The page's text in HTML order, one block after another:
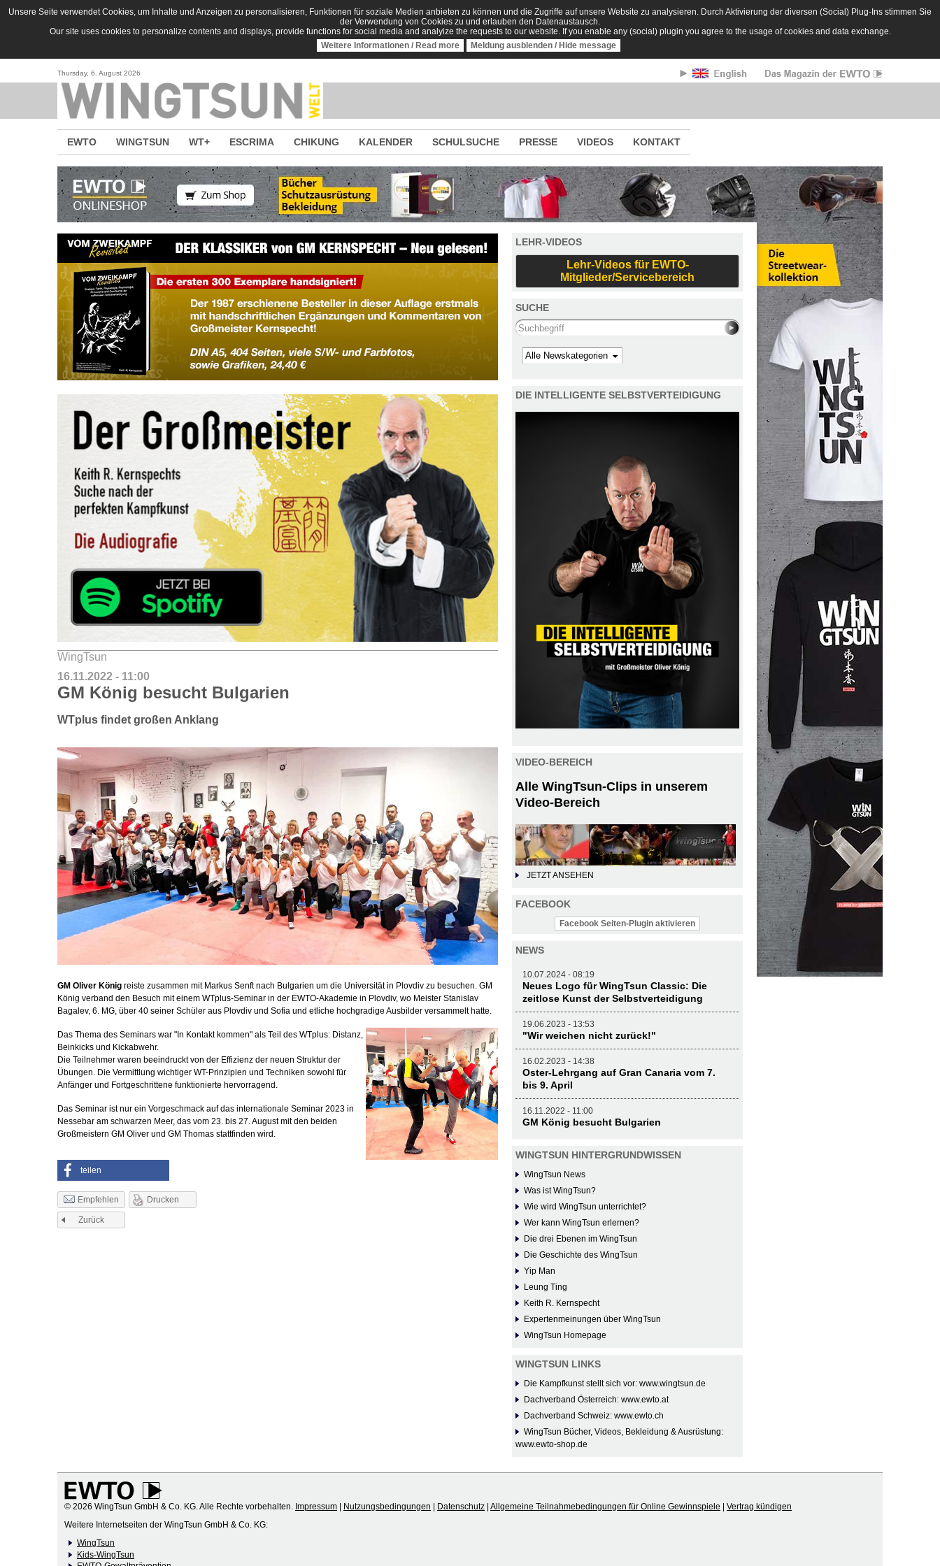
Direkt zum Inhalt
Unsere Seite verwendet Cookies, um Inhalte und Anzeigen zu personalisieren, Funktionen für soziale Medien anbieten zu können und die Zugriffe auf unsere Website zu analysieren. Durch Aktivierung der diversen (Social) Plug-Ins stimmen Sie
der Verwendung von Cookies zu und erlauben den Datenaustausch.
Our site uses cookies to personalize contents and displays, provide functions for social media and analyize the requests to our website. If you enable any (social) plugin you agree to the usage of cookies and data exchange.
Weitere Informationen / Read more
Meldung ausblenden / Hide message
Thursday, 6. August 2026
EWTO WINGTSUN WT+ ESCRIMA CHIKUNG KALENDER SCHULSUCHE PRESSE VIDEOS KONTAKT
WingTsun
16.11.2022 - 11:00
GM König besucht Bulgarien
WTplus findet großen Anklang
GM Oliver König reiste zusammen mit Markus Senft nach Bulgarien um die Universität in Plovdiv zu besuchen. GM
König verband den Besuch mit einem WTplus-Seminar in der EWTO-Akademie in Plovdiv, wo Meister Stanislav
Bagalev, 6. MG, über 40 seiner Schüler aus Plovdiv und Sofia und etliche hochgradige Ausbilder versammelt hatte.
Das Thema des Seminars war "In Kontakt kommen" als Teil des WTplus: Distanz,
Beinkicks und Kickabwehr.
Die Teilnehmer waren beeindruckt von der Effizienz der neuen Struktur der
Übungen. Die Vermittlung wichtiger WT-Prinzipien und Techniken sowohl für
Anfänger und Fortgeschrittene funktionierte hervorragend.
Das Seminar ist nur ein Vorgeschmack auf das internationale Seminar 2023 in
Nessebar am schwarzen Meer, das vom 23. bis 27. August mit den beiden
Großmeistern GM Oliver und GM Thomas stattfinden wird.
teilen
Empfehlen Drucken
Zurück
LEHR-VIDEOS
Lehr-Videos für EWTO-
Mitglieder/Servicebereich
SUCHE
Search this site
Kategorie
DIE INTELLIGENTE SELBSTVERTEIDIGUNG
VIDEO-BEREICH
Alle WingTsun-Clips in unserem
Video-Bereich
JETZT ANSEHEN
FACEBOOK
Facebook Seiten-Plugin aktivieren
NEWS
10.07.2024 - 08:19
Neues Logo für WingTsun Classic: Die
zeitlose Kunst der Selbstverteidigung
19.06.2023 - 13:53
"Wir weichen nicht zurück!"
16.02.2023 - 14:38
Oster-Lehrgang auf Gran Canaria vom 7.
bis 9. April
16.11.2022 - 11:00
GM König besucht Bulgarien
WINGTSUN HINTERGRUNDWISSEN
WingTsun News
Was ist WingTsun?
Wie wird WingTsun unterrichtet?
Wer kann WingTsun erlernen?
Die drei Ebenen im WingTsun
Die Geschichte des WingTsun
Yip Man
Leung Ting
Keith R. Kernspecht
Expertenmeinungen über WingTsun
WingTsun Homepage
WINGTSUN LINKS
Die Kampfkunst stellt sich vor: www.wingtsun.de
Dachverband Österreich: www.ewto.at
Dachverband Schweiz: www.ewto.ch
WingTsun Bücher, Videos, Bekleidung & Ausrüstung:
www.ewto-shop.de
© 2026 WingTsun GmbH & Co. KG. Alle Rechte vorbehalten. Impressum Nutzungsbedingungen Datenschutz Allgemeine Teilnahmebedingungen für Online Gewinnspiele
Vertrag kündigen
Weitere Internetseiten der WingTsun GmbH & Co. KG:
WingTsun
Kids-WingTsun